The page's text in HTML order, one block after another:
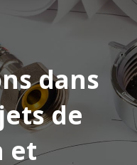
dans
de
et